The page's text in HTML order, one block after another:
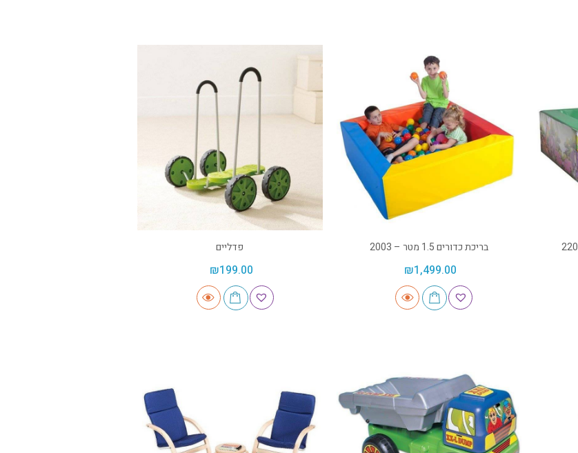
בריכת כדורים 1.5 מטר – 2003
₪1,499.00
פדליים
₪199.00